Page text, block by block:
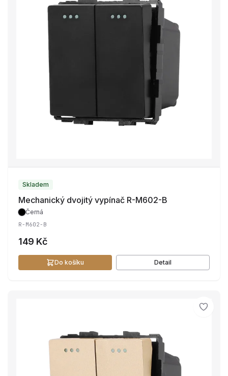
Skladem
Mechanický dvojitý vypínač R-M602-B
Černá
R-M602-B
149 Kč
Do košíku Detail